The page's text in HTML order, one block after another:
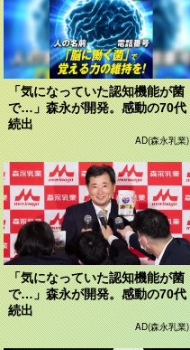
「気になっていた認知機能が菌
で…」森永が開発。感動の70代
続出
AD(森永乳業)
「気になっていた認知機能が菌
で…」森永が開発。感動の70代
続出
AD(森永乳業)